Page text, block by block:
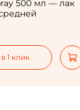
500 мл — лак
1 клик